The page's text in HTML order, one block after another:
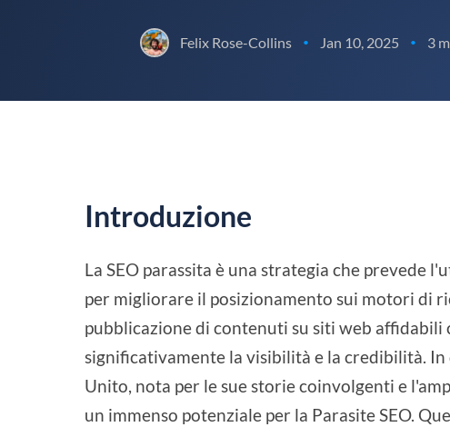
Felix Rose-Collins • Jan 10, 2025 • 3
Introduzione
La SEO parassita è una strategia che prevede
per migliorare il posizionamento sui motori di
pubblicazione di contenuti su siti web affidabili
significativamente la visibilità e la credibilità.
Unito, nota per le sue storie coinvolgenti e
un immenso potenziale per la Parasite SEO.